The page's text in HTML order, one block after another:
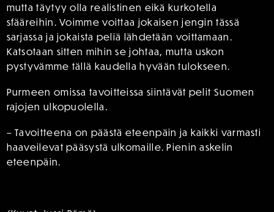
mutta täytyy olla realistinen eikä kurkotella
sfääreihin. Voimme voittaa jokaisen jengin tässä
sarjassa ja jokaista peliä lähdetään voittamaan.
Katsotaan sitten mihin se johtaa, mutta uskon
pystyvämme tällä kaudella hyvään tulokseen.
Purmeen omissa tavoitteissa siintävät pelit Suomen
rajojen ulkopuolella.
– Tavoitteena on päästä eteenpäin ja kaikki varmasti
haaveilevat pääsystä ulkomaille. Pienin askelin
eteenpäin.